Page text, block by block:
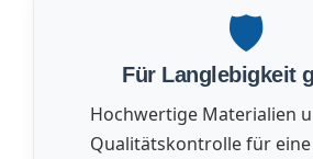
🛡️
Für Langlebigkeit
Hochwertige Materialien
Qualitätskontrolle für